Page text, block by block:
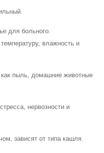
для больного.
влажность и
как пыль, домашние животные
нервозности и
зависят от типа кашля.